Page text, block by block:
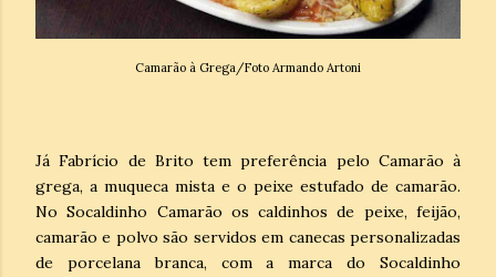
Camarão à Grega/Foto Armando Artoni
Já Fabrício de Brito tem preferência pelo Camarão à
grega, a muqueca mista e o peixe estufado de camarão.
No Socaldinho Camarão os caldinhos de peixe, feijão,
camarão e polvo são servidos em canecas personalizadas
de porcelana branca, com a marca do Socaldinho